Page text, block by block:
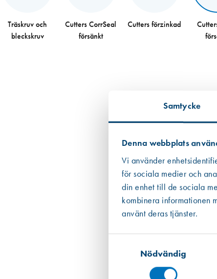
Samtycke
Denna webbplats
Vi använder
för sociala medier och
din enhet till de sociala
kombinera informationen
använt deras tjänster.
Nödvändig
Träskruv och
bleckskruv
Cutters CorrSeal
försänkt
Cutters förzinkad